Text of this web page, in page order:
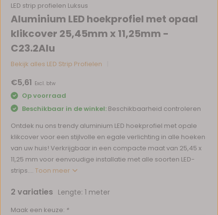
LED strip profielen Luksus
Aluminium LED hoekprofiel met opaal
klikcover 25,45mm x 11,25mm -
C23.2Alu
Bekijk alles LED Strip Profielen
€5,61 Excl. btw
Op voorraad
Beschikbaar in de winkel: Beschikbaarheid controleren
Ontdek nu ons trendy aluminium LED hoekprofiel met opale
klikcover voor een stijlvolle en egale verlichting in alle hoeken
van uw huis! Verkrijgbaar in een compacte maat van 25,45 x
11,25 mm voor eenvoudige installatie met alle soorten LED-
strips....Toon meer
2 variaties Lengte: 1 meter
Maak een keuze: *